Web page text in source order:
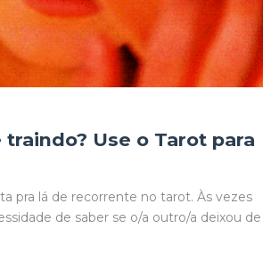
traindo? Use o Tarot para
pra lá de recorrente no tarot. Às vezes
de saber se o/a outro/a deixou de